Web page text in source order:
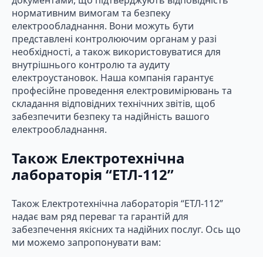
нормативним вимогам та безпеку
електрообладнання. Вони можуть бути
представлені контролюючим органам у разі
необхідності, а також використовуватися для
внутрішнього контролю та аудиту
електроустановок. Наша компанія гарантує
професійне проведення електровимірювань та
складання відповідних технічних звітів, щоб
забезпечити безпеку та надійність вашого
електрообладнання.
Також Електротехнічна
лабораторія “ЕТЛ-112”
Також Електротехнічна лабораторія “ЕТЛ-112”
надає вам ряд переваг та гарантій для
забезпечення якісних та надійних послуг. Ось що
ми можемо запропонувати вам: